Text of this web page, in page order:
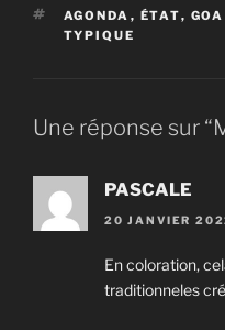
ÉTIQUETTES
AGONDA , ÉTAT, GOA
TYPIQUE
Une réponse sur
PASCALE
20 JANVIER
En coloration,
traditionneles